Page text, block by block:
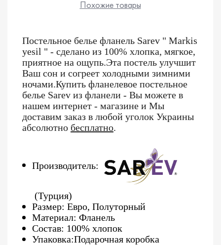
Похожие товары
Постельное белье фланель Sarev " Markis
yesil " - сделано из 100% хлопка, мягкое,
приятное на ощупь.Эта постель улучшит
Ваш сон и согреет холодными зимними
ночами.Купить фланелевое постельное
белье Sarev из фланели - Вы можете в
нашем интернет - магазине и Мы
доставим заказ в любой уголок Украины
абсолютно бесплатно.
Производитель:
(Турция)
Размер: Евро, Полуторный
Материал: Фланель
Состав: 100% хлопок
Упаковка:Подарочная коробка